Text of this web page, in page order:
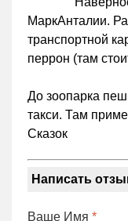
МаркАнталии.
транспортной
перрон (там
До зоопарка
такси. Там
Сказок
Написать
Ваше Имя *